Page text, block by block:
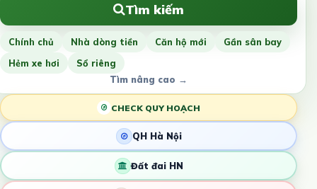
Tìm kiếm
Chính chủ Nhà dòng tiền Căn hộ mới
Gần sân bay
Hẻm xe hơi
Sổ riêng
Tìm nâng cao →
CHECK QUY HOẠCH
QH Hà Nội
Đất đai HN